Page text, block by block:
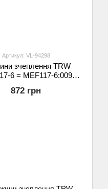
Артикул: VL-94298
зчеплення TRW
6 = MEF117-6:009
872 грн